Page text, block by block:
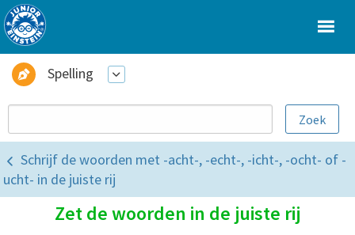
Spelling
Schrijf de woorden met -acht-, -echt-, -icht-, -ocht- of -
ucht- in de juiste rij
Zet de woorden in de juiste rij